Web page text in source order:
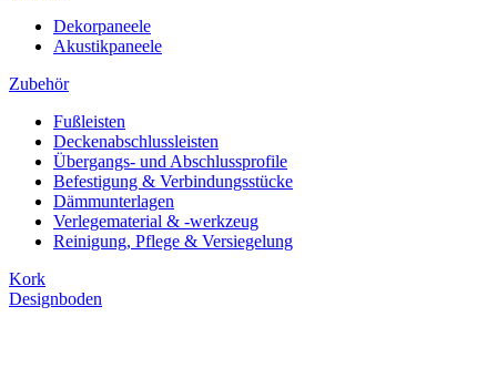
Dekorpaneele
Akustikpaneele
Zubehör
Fußleisten
Deckenabschlussleisten
Übergangs- und Abschlussprofile
Befestigung & Verbindungsstücke
Dämmunterlagen
Verlegematerial & -werkzeug
Reinigung, Pflege & Versiegelung
Kork
Designboden